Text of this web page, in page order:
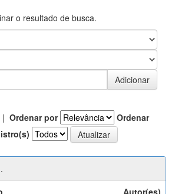
o resultado de busca.
| Ordenar por
Ordenar
Autor(es)